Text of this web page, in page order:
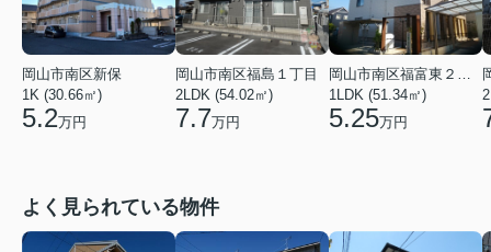
岡山市南区新保
1K (30.66㎡)
5.2万円
岡山市南区福島１丁目
2LDK (54.02㎡)
7.7万円
岡山市南区福富東２丁目
1LDK (51.34㎡)
5.25万円
よく見られている物件